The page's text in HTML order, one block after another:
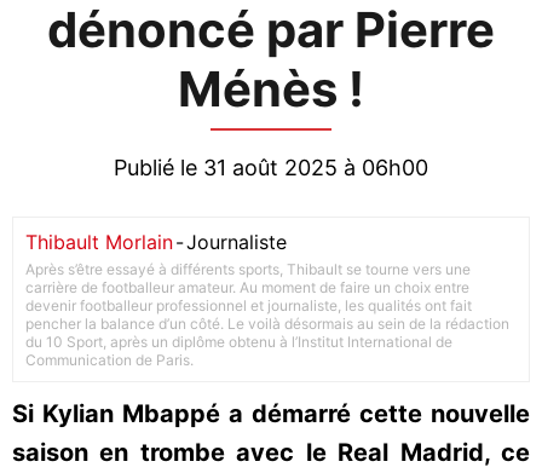
dénoncé par Pierre
Ménès !
Publié le 31 août 2025 à 06h00
Thibault Morlain-Journaliste
Après s’être essayé à différents sports, Thibault se tourne vers une
carrière de footballeur amateur. Au moment de faire un choix entre
devenir footballeur professionnel et journaliste, les qualités ont fait
pencher la balance d’un côté. Le voilà désormais au sein de la rédaction
du 10 Sport, après un diplôme obtenu à l’Institut International de
Communication de Paris.
Si Kylian Mbappé a démarré cette nouvelle
saison en trombe avec le Real Madrid, ce